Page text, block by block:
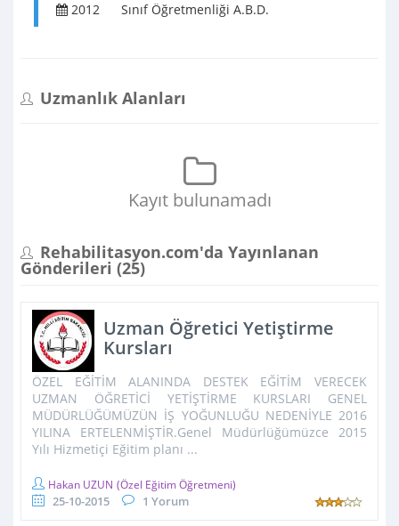
2012Sınıf Öğretmenliği A.B.D.
Uzmanlık Alanları
Kayıt bulunamadı
Rehabilitasyon.com'da Yayınlanan
Gönderileri (25)
Uzman Öğretici Yetiştirme
Kursları
ÖZEL EĞİTİM ALANINDA DESTEK EĞİTİM VERECEK
UZMAN ÖĞRETİCİ YETİŞTİRME KURSLARI GENEL
MÜDÜRLÜĞÜMÜZÜN İŞ YOĞUNLUĞU NEDENİYLE 2016
YILINA ERTELENMİŞTİR.Genel Müdürlüğümüzce 2015
Yılı Hizmetiçi Eğitim planı ...
Hakan UZUN (Özel Eğitim Öğretmeni)
25-10-2015 1 Yorum